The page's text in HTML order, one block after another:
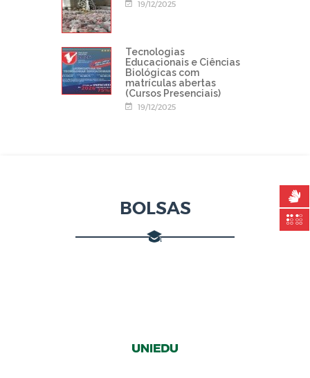
19/12/2025
Tecnologias
Educacionais e Ciências
Biológicas com
matrículas abertas
(Cursos Presenciais)
19/12/2025
BOLSAS